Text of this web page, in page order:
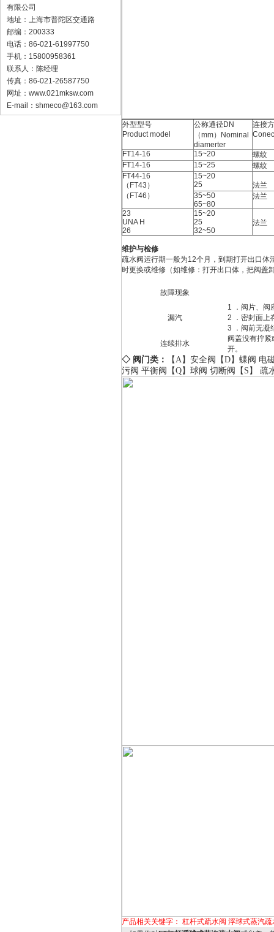
有限公司
地址：上海市普陀区交通路
邮编：200333
电话：86-021-61997750
手机：15800958361
联系人：陈经理
传真：86-021-26587750
网址： www.021mksw.com
E-mail： shmeco@163.com
外型型号
Product model
公称通径DN
（mm）Nominal
diamerter
连接
FT14-16 15~20
螺纹
FT14-16
15~25
螺纹
FT44-16
（FT43）
（FT46）
15~20
25
法兰
35~50
65~80
法兰
23
UNA H
26
15~20
25
32~50
法兰
维护与检修
疏水阀运行期一般为12个月，到期打开出口
时更换或维修（如维修：打开出口体，把阀
故障现象
漏汽
1 ．阀片、阀
2 ．密封面上
3 ．阀前无凝
连续排水
阀盖没有拧
开。
◇ 阀门类： 【A】 安全阀 【D】 蝶阀 电
污阀 平衡阀 【Q】 球阀 切断阀 【S】 疏
产品相关关键字： 杠杆式疏水阀 浮球式蒸汽疏